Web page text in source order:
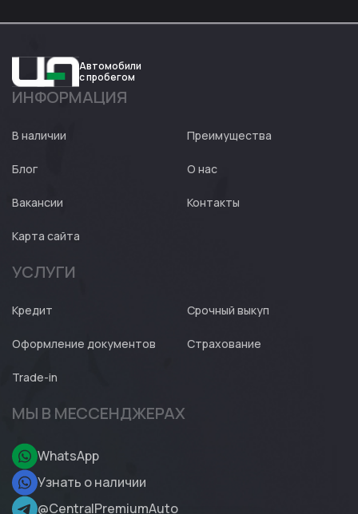
Авто
Автомобили
с пробегом
ИНФОРМАЦИЯ
В наличии Преимущества
Блог О нас
Вакансии Контакты
Карта сайта
УСЛУГИ
Кредит Срочный выкуп
Оформление документов Страхование
Trade-in
МЫ В МЕССЕНДЖЕРАХ
WhatsApp
Узнать о наличии
@CentralPremiumAuto